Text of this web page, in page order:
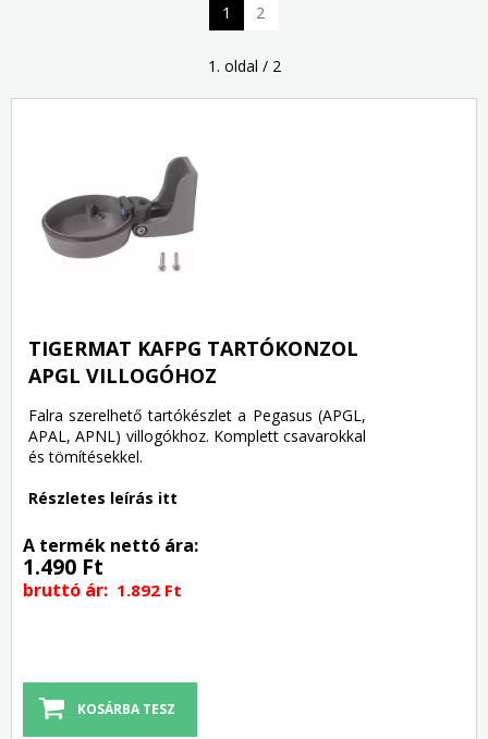
1 2
1. oldal / 2
TIGERMAT KAFPG TARTÓKONZOL
APGL VILLOGÓHOZ
Falra szerelhető tartókészlet a Pegasus (APGL,
APAL, APNL) villogókhoz. Komplett csavarokkal
és tömítésekkel.
Részletes leírás itt
A termék nettó ára:
1.490 Ft
bruttó ár: 1.892 Ft